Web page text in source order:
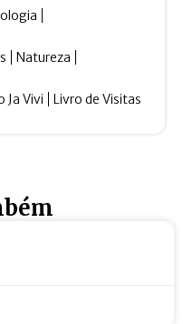
Natureza
Ja Vivi Livro de Visitas